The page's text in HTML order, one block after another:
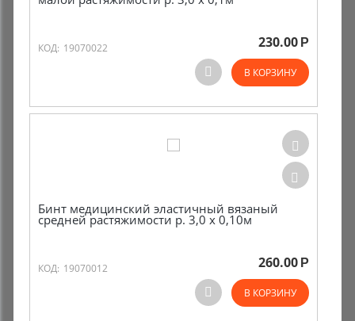
КОД: 19070022 230.00 Р
В КОРЗИНУ
Бинт медицинский эластичный вязаный
средней растяжимости р. 3,0 х 0,10м
КОД: 19070012 260.00 Р
В КОРЗИНУ